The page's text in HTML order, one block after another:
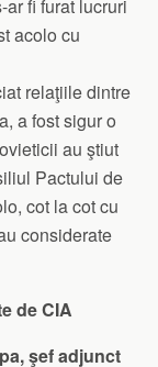
fi furat lucruri
acolo cu
relaţiile dintre
a fost sigur o
au ştiut
Pactului de
cot la cot cu
considerate
de CIA
şef adjunct